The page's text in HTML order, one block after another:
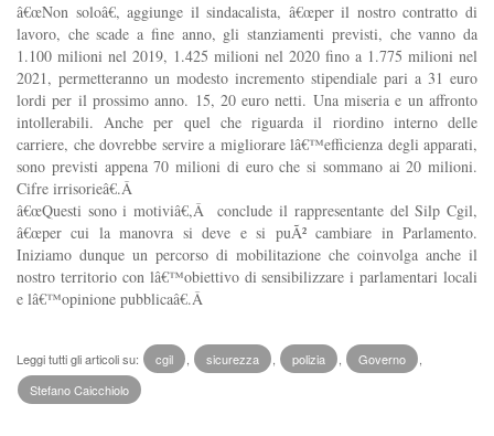
â€œNon soloâ€, aggiunge il sindacalista, â€œper il nostro contratto di
lavoro, che scade a fine anno, gli stanziamenti previsti, che vanno da
1.100 milioni nel 2019, 1.425 milioni nel 2020 fino a 1.775 milioni nel
2021, permetteranno un modesto incremento stipendiale pari a 31 euro
lordi per il prossimo anno. 15, 20 euro netti. Una miseria e un affronto
intollerabili. Anche per quel che riguarda il riordino interno delle
carriere, che dovrebbe servire a migliorare lâ€™efficienza degli apparati,
sono previsti appena 70 milioni di euro che si sommano ai 20 milioni.
Cifre irrisorieâ€.Â
â€œQuesti sono i motiviâ€,Â conclude il rappresentante del Silp Cgil,
â€œper cui la manovra si deve e si puÃ² cambiare in Parlamento.
Iniziamo dunque un percorso di mobilitazione che coinvolga anche il
nostro territorio con lâ€™obiettivo di sensibilizzare i parlamentari locali
e lâ€™opinione pubblicaâ€.Â
Leggi tutti gli articoli su: cgil sicurezza polizia Governo
Stefano Caicchiolo